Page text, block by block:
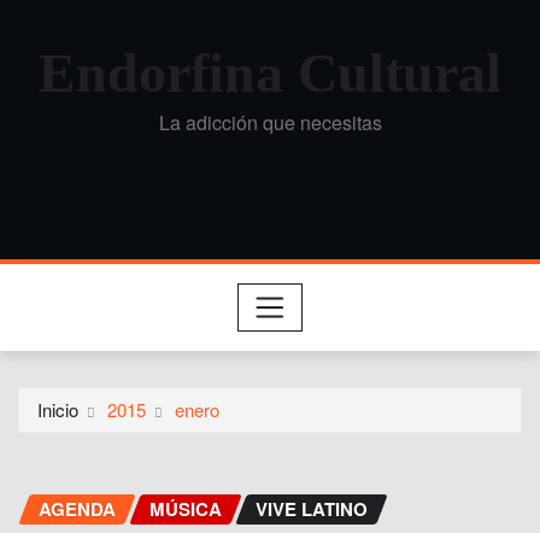
Endorfina Cultural
La adicción que necesitas
Inicio 2015 enero
AGENDA MÚSICA VIVE LATINO